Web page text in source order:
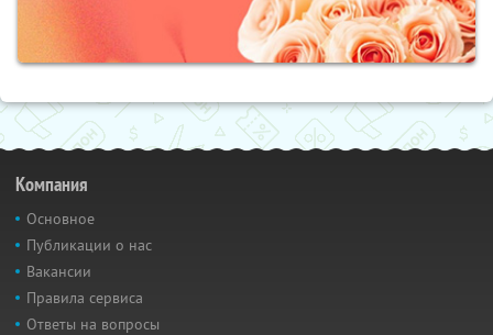
Компания
Основное
Публикации о нас
Вакансии
Правила сервиса
Ответы на вопросы